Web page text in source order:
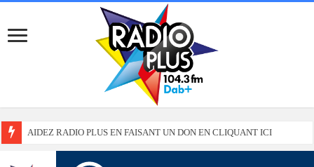
AIDEZ RADIO PLUS EN FAISANT UN DON EN CLIQUANT ICI